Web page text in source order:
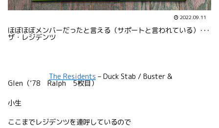
2022.09.11
ほぼほぼメンバーだったと言える（サポートと言われている）･･･
ザ・レジデンツ
The Residents – Duck Stab / Buster &
Glen（’78 Ralph 5枚目）
小生
ここまでレジデンツを連呼しているので